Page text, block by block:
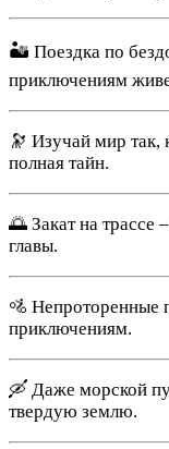
🏜️ Поездка по
приключениям
🔭 Изучай мир так,
полная тайн.
🌅 Закат на трассе
главы.
🚵 Непроторенные
приключениям.
🛶 Даже морской
твердую землю.